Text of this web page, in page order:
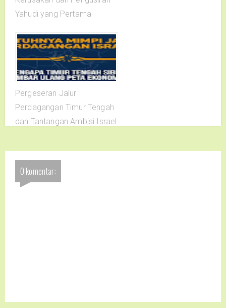
Yahudi yang Pertama
Pergeseran Jalur
Perdagangan Timur Tengah
dan Tantangan Ambisi Israel
0 komentar: